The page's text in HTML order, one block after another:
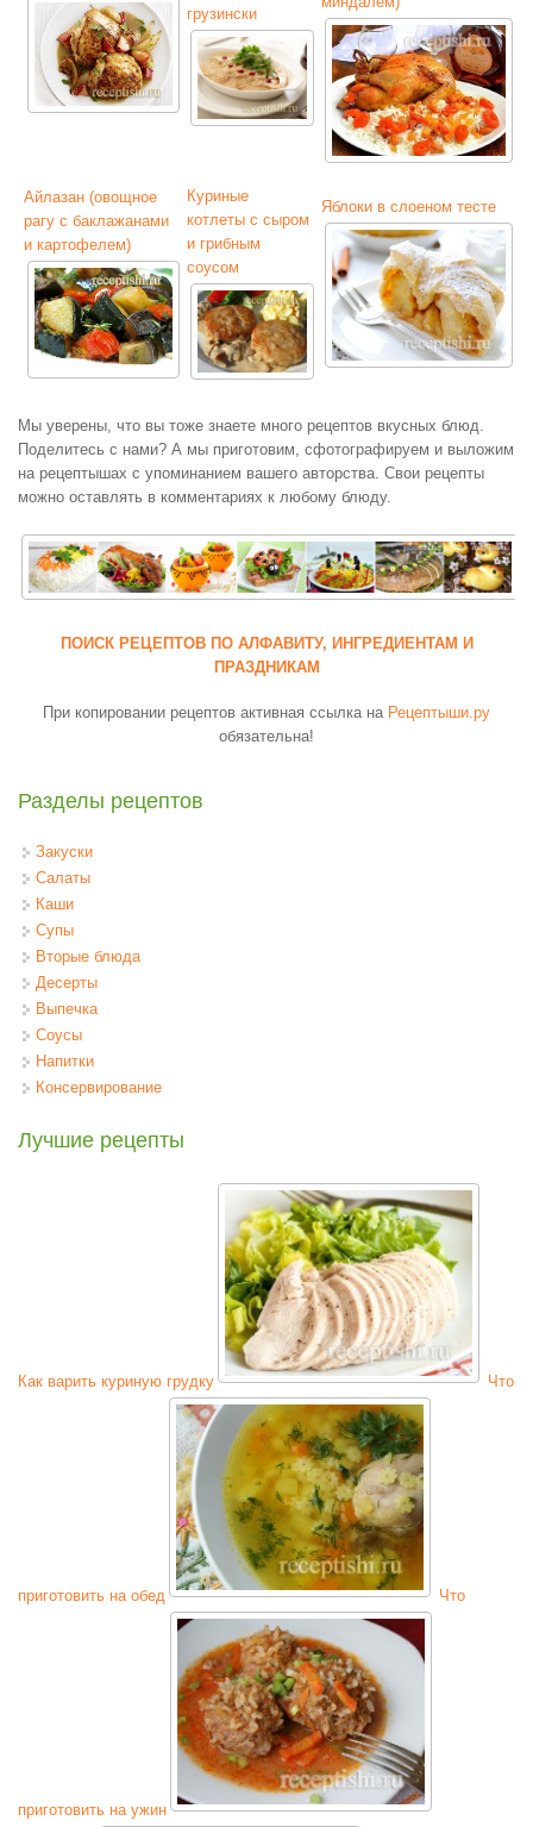
грузински
Айлазан (овощное
рагу с баклажанами
и картофелем)
Куриные
котлеты с сыром
и грибным
соусом
Яблоки в слоеном тесте
Мы уверены, что вы тоже знаете много рецептов вкусных блюд.
Поделитесь с нами? А мы приготовим, сфотографируем и выложим
на рецептышах с упоминанием вашего авторства. Свои рецепты
можно оставлять в комментариях к любому блюду.
ПОИСК РЕЦЕПТОВ ПО АЛФАВИТУ, ИНГРЕДИЕНТАМ И
ПРАЗДНИКАМ
При копировании рецептов активная ссылка на Рецептыши.ру
обязательна!
Разделы рецептов
Закуски
Салаты
Каши
Супы
Вторые блюда
Десерты
Выпечка
Соусы
Напитки
Консервирование
Лучшие рецепты
Как варить куриную грудку Что
приготовить на обед Что
приготовить на ужин